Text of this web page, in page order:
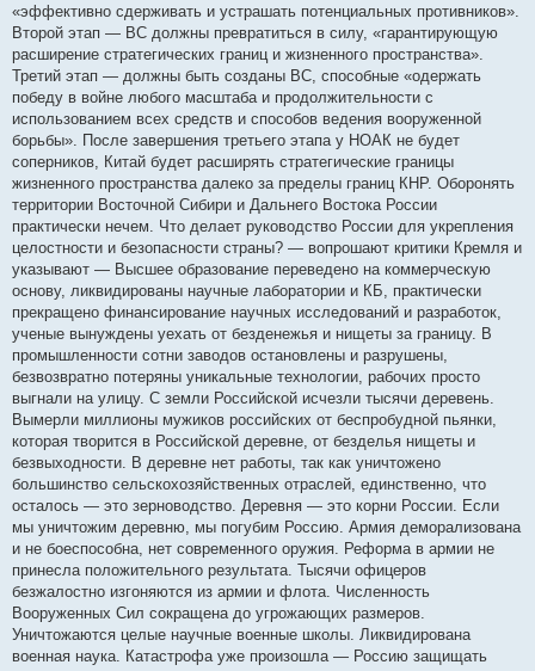
«эффективно сдерживать и устрашать потенциальных противников».
Второй этап — ВС должны превратиться в силу, «гарантирующую
расширение стратегических границ и жизненного пространства».
Третий этап — должны быть созданы ВС, способные «одержать
победу в войне любого масштаба и продолжительности с
использованием всех средств и способов ведения вооруженной
борьбы». После завершения третьего этапа у НОАК не будет
соперников, Китай будет расширять стратегические границы
жизненного пространства далеко за пределы границ КНР. Оборонять
территории Восточной Сибири и Дальнего Востока России
практически нечем. Что делает руководство России для укрепления
целостности и безопасности страны? — вопрошают критики Кремля и
указывают — Высшее образование переведено на коммерческую
основу, ликвидированы научные лаборатории и КБ, практически
прекращено финансирование научных исследований и разработок,
ученые вынуждены уехать от безденежья и нищеты за границу. В
промышленности сотни заводов остановлены и разрушены,
безвозвратно потеряны уникальные технологии, рабочих просто
выгнали на улицу. С земли Российской исчезли тысячи деревень.
Вымерли миллионы мужиков российских от беспробудной пьянки,
которая творится в Российской деревне, от безделья нищеты и
безвыходности. В деревне нет работы, так как уничтожено
большинство сельскохозяйственных отраслей, единственно, что
осталось — это зерноводство. Деревня — это корни России. Если
мы уничтожим деревню, мы погубим Россию. Армия деморализована
и не боеспособна, нет современного оружия. Реформа в армии не
принесла положительного результата. Тысячи офицеров
безжалостно изгоняются из армии и флота. Численность
Вооруженных Сил сокращена до угрожающих размеров.
Уничтожаются целые научные военные школы. Ликвидирована
военная наука. Катастрофа уже произошла — Россию защищать